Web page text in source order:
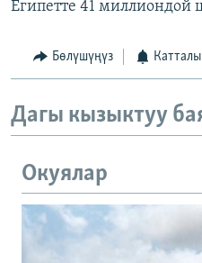
Египетте 41 миллиондой
Бөлүшүңүз
Дагы кызыктуу
Окуялар